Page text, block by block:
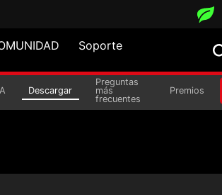
Soporte
Descargar
Preguntas
más
frecuentes
Premios